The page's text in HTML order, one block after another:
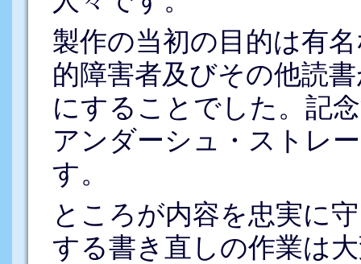
製作の当初の目的は有
的障害者及びその他読
にすることでした。記
アンダーシュ・ストレ
す。
ところが内容を忠実に
する書き直しの作業は